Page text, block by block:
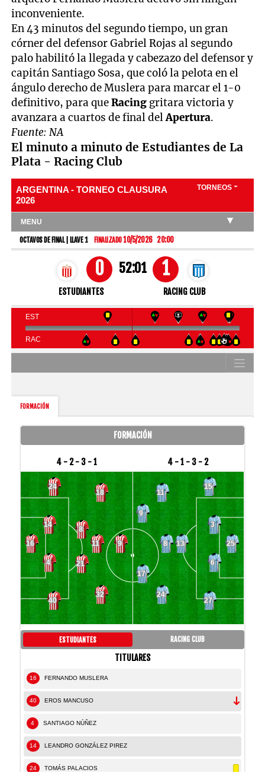
inconveniente.
En 43 minutos del segundo tiempo, un gran
córner del defensor Gabriel Rojas al segundo
palo habilitó la llegada y cabezazo del defensor y
capitán Santiago Sosa, que coló la pelota en el
ángulo derecho de Muslera para marcar el 1-0
definitivo, para queRacing gritara victoria y
avanzara a cuartos de final delApertura.
Fuente: NA
El minuto a minuto de Estudiantes de La
Plata - Racing Club